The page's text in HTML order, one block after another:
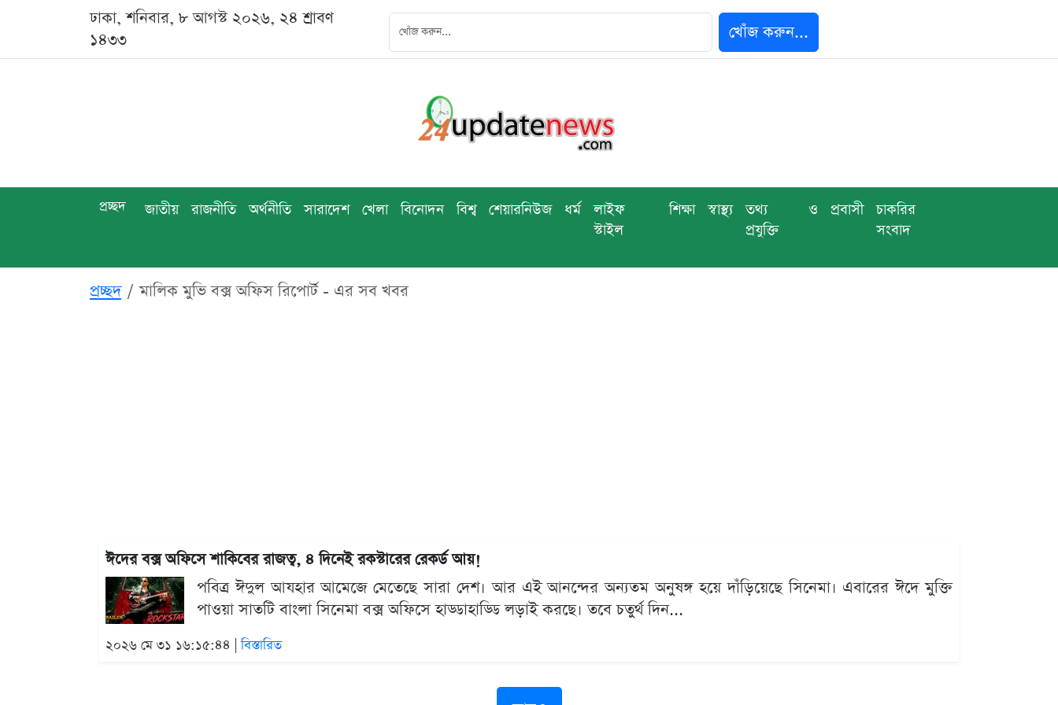
ঢাকা, শনিবার, ৮ আগস্ট ২০২৬, ২৪ শ্রাবণ
১৪৩৩
খোঁজ করুন...
প্রচ্ছদ জাতীয় রাজনীতি অর্থনীতি সারাদেশ খেলা বিনোদন বিশ্ব শেয়ারনিউজ ধর্ম
লাইফ
স্টাইল
শিক্ষা স্বাস্থ্য
তথ্য ও
প্রযুক্তি
প্রবাসী
চাকরির
সংবাদ
প্রচ্ছদ মালিক মুভি বক্স অফিস রিপোর্ট - এর সব খবর
ঈদের বক্স অফিসে শাকিবের রাজত্ব, ৪ দিনেই রকস্টারের রেকর্ড আয়!
পবিত্র ঈদুল আযহার আমেজে মেতেছে সারা দেশ। আর এই আনন্দের অন্যতম অনুষঙ্গ হয়ে দাঁড়িয়েছে সিনেমা। এবারের ঈদে মুক্তি
পাওয়া সাতটি বাংলা সিনেমা বক্স অফিসে হাড্ডাহাড্ডি লড়াই করছে। তবে চতুর্থ দিন...
২০২৬ মে ৩১ ১৬:১৫:৪৪ |বিস্তারিত